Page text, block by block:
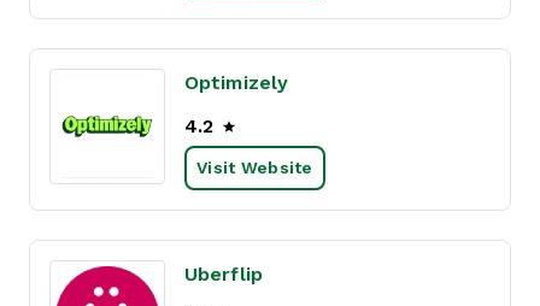
Optimizely
4.2
Visit Website
Uberflip